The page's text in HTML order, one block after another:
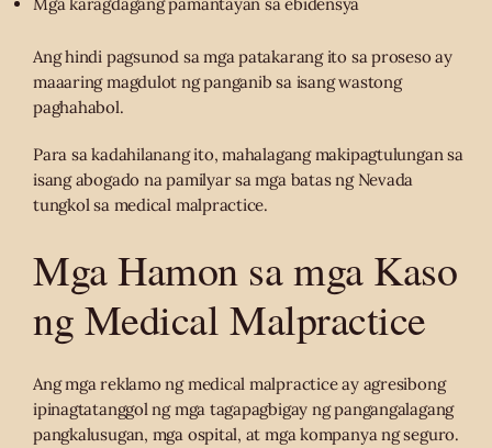
Ang hindi pagsunod sa mga patakarang ito sa proseso ay
maaaring magdulot ng panganib sa isang wastong
paghahabol.
Para sa kadahilanang ito, mahalagang makipagtulungan sa
isang abogado na pamilyar sa mga batas ng Nevada
tungkol sa medical malpractice.
Mga Hamon sa mga Kaso
ng Medical Malpractice
Ang mga reklamo ng medical malpractice ay agresibong
ipinagtatanggol ng mga tagapagbigay ng pangangalagang
pangkalusugan, mga ospital, at mga kompanya ng seguro.